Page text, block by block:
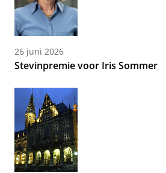
26 juni 2026
Stevinpremie voor Iris Sommer